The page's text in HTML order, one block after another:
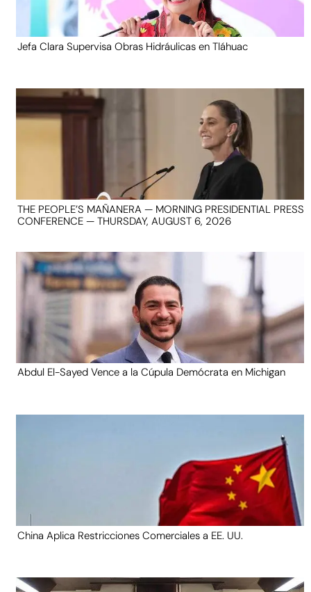
Jefa Clara Supervisa Obras Hidráulicas en Tláhuac
THE PEOPLE’S MAÑANERA — MORNING PRESIDENTIAL PRESS
CONFERENCE — THURSDAY, AUGUST 6, 2026
Abdul El-Sayed Vence a la Cúpula Demócrata en Michigan
China Aplica Restricciones Comerciales a EE. UU.